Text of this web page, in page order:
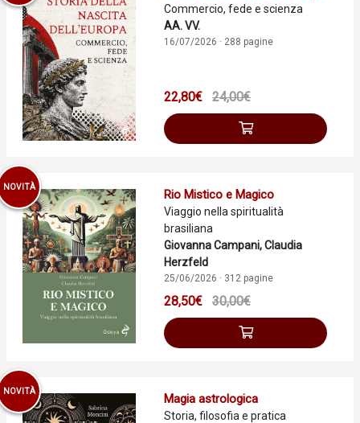
Commercio, fede e scienza
AA. VV.
16/07/2026 · 288 pagine
22,80€ 24,00€
NOVITÀ
Rio Mistico e Magico
Viaggio nella spiritualità
brasiliana
Giovanna Campani, Claudia
Herzfeld
25/06/2026 · 312 pagine
28,50€ 30,00€
NOVITÀ
Magia astrologica
Storia, filosofia e pratica